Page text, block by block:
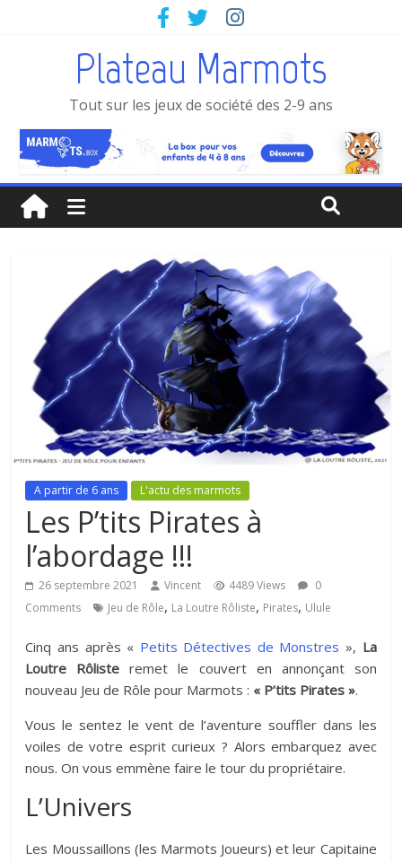
Plateau Marmots
Tout sur les jeux de société des 2-9 ans
A partir de 6 ans L'actu des marmots
Les P’tits Pirates à
l’abordage !!!
26 septembre 2021 Vincent 4489 Views
0
Comments
Jeu de Rôle, La Loutre Rôliste, Pirates, Ulule
Cinq ans après « Petits Détectives de Monstres », La
Loutre Rôliste remet le couvert en annonçant son
nouveau Jeu de Rôle pour Marmots : « P’tits Pirates ».
Vous le sentez le vent de l’aventure souffler dans les
voiles de votre esprit curieux ? Alors embarquez avec
nous. On vous emmène faire le tour du propriétaire.
L’Univers
Les Moussaillons (les Marmots Joueurs) et leur Capitaine